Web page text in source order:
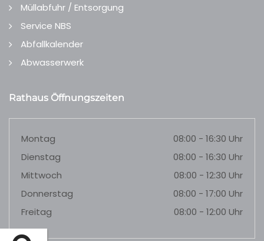
Müllabfuhr / Entsorgung
Service NBS
Abfallkalender
Abwasserwerk
Rathaus Öffnungszeiten
Montag
08:00 - 16:30 Uhr
Dienstag
08:00 - 16:30 Uhr
Mittwoch
08:00 - 12:30 Uhr
Donnerstag
08:00 - 17:00 Uhr
Freitag
08:00 - 12:00 Uhr